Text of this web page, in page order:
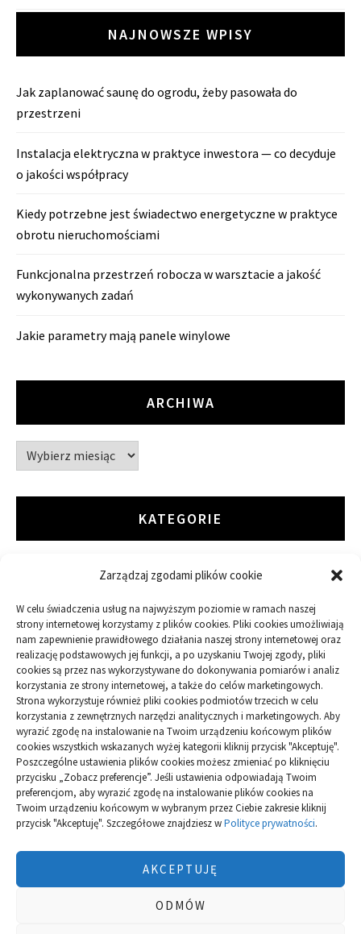
Zarządzaj zgodami plików cookie
W celu świadczenia usług na najwyższym poziomie w ramach naszej
strony internetowej korzystamy z plików cookies. Pliki cookies umożliwiają
nam zapewnienie prawidłowego działania naszej strony internetowej oraz
realizację podstawowych jej funkcji, a po uzyskaniu Twojej zgody, pliki
cookies są przez nas wykorzystywane do dokonywania pomiarów i analiz
korzystania ze strony internetowej, a także do celów marketingowych.
Strona wykorzystuje również pliki cookies podmiotów trzecich w celu
korzystania z zewnętrznych narzędzi analitycznych i marketingowych. Aby
wyrazić zgodę na instalowanie na Twoim urządzeniu końcowym plików
cookies wszystkich wskazanych wyżej kategorii kliknij przycisk "Akceptuję".
Poszczególne ustawienia plików cookies możesz zmieniać po kliknięciu
przycisku „Zobacz preferencje”. Jeśli ustawienia odpowiadają Twoim
preferencjom, aby wyrazić zgodę na instalowanie plików cookies na
Twoim urządzeniu końcowym w wybranym przez Ciebie zakresie kliknij
przycisk "Akceptuję". Szczegółowe znajdziesz wPolityce prywatności.
AKCEPTUJĘ
ODMÓW
NAJNOWSZE WPISY
Jak zaplanować saunę do ogrodu, żeby pasowała do
przestrzeni
Instalacja elektryczna w praktyce inwestora — co decyduje
o jakości współpracy
Kiedy potrzebne jest świadectwo energetyczne w praktyce
obrotu nieruchomościami
Funkcjonalna przestrzeń robocza w warsztacie a jakość
wykonywanych zadań
Jakie parametry mają panele winylowe
ARCHIWA
Archiwa
KATEGORIE
ARTYKUŁ SPONSOROWANY
Budowa
Dom
Ogród
Przemysł
Polityka plików cookies (EU)|Polityka prywatności